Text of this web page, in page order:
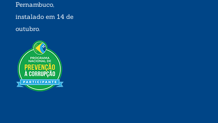
Pernambuco,
instalado em 14 de
outubro.